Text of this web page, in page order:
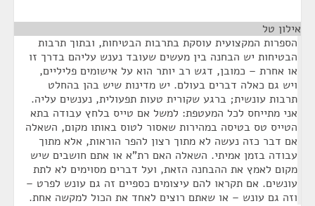
אילון טל
הספרות המקצועית עוסקת בתרבות הבטיחות, ובתוך תרבות
הבטיחות יש הבחנה בין מעשים שעובד נענש עליהם בדרך זו
או אחרת – כמובן, דגש רב יותר הוא על אישומים פליליים,
ויש גם כאלה דברים בעולם. יש מדינות שיש בהן בהחלט
תרבות עונשית; ברגע שקורית טעות תפעולית, נענשים עליה.
אני מתייחס לכל המעטפת: למשל אם טייס בלחץ עבודה בתא
הטייס טס בטיסה במהירות שאסור לטוס באותו מקום, השאלה
אם דבר כזה נעשה לא מתוך רצון להפר הוראות, אלא מתוך
עבודה בזמן אמיתי. השאלה האם רת"א או אתם חושבים שיש
מקום לאמץ את ההבחנה הזאת, ועל דברים מסוימים לא לתת
עונשים. אם תקראו להם עיצומים כספיים זה גם עונש לפרט –
וזה גם עונש – או שאתם רוצים לאחד את הכול למקשה אחת.